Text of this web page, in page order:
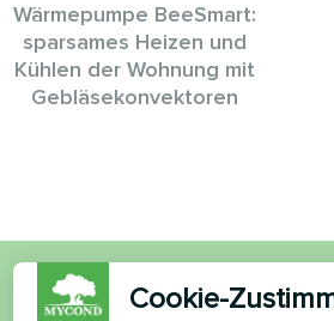
Wärmepumpe BeeSmart:
sparsames Heizen und
Kühlen der Wohnung mit
Gebläsekonvektoren
Cookie-